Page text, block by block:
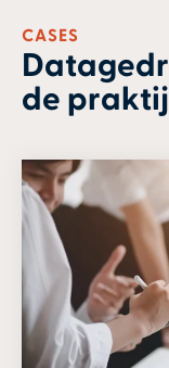
CASES
de